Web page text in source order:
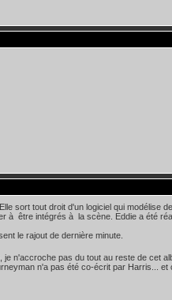
sort tout droit d'un logiciel qui modélise
à être intégrés à la scène. Eddie a été
le rajout de dernière minute.
n'accroche pas du tout au reste de cet
n'a pas été co-écrit par Harris...